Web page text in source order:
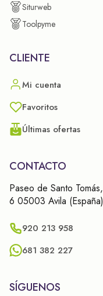
Siturweb
Toolpyme
CLIENTE
Mi cuenta
Favoritos
Últimas ofertas
CONTACTO
Paseo de Santo Tomás,
6 05003 Avila (España)
920 213 958
681 382 227
SÍGUENOS